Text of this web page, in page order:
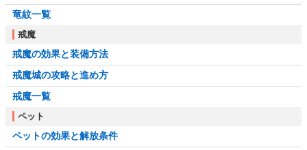
竜紋一覧
戒魔
戒魔の効果と装備方法
戒魔城の攻略と進め方
戒魔一覧
ペット
ペットの効果と解放条件